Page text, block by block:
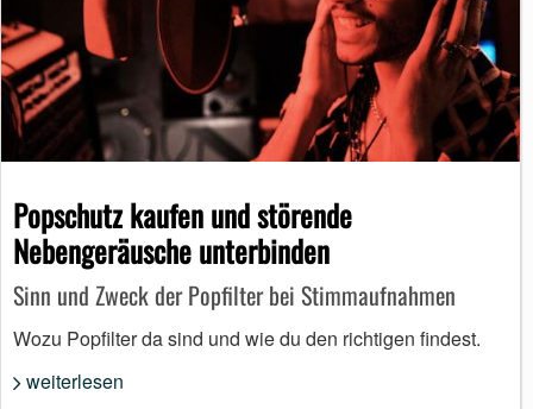
Popschutz kaufen und störende
Nebengeräusche unterbinden
Sinn und Zweck der Popfilter bei Stimmaufnahmen
Wozu Popfilter da sind und wie du den richtigen findest.
weiterlesen